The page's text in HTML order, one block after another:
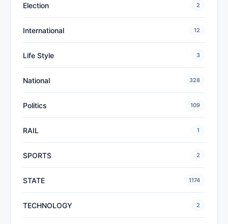
Election 2
International 12
Life Style 3
National 328
Politics 109
RAIL 1
SPORTS 2
STATE 1174
TECHNOLOGY 2